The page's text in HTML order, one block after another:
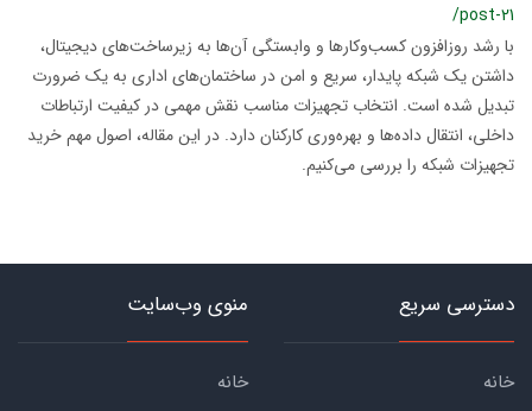
/post-21
با رشد روزافزون کسب‌وکارها و وابستگی آن‌ها به زیرساخت‌های دیجیتال،
داشتن یک شبکه پایدار، سریع و امن در ساختمان‌های اداری به یک ضرورت
تبدیل شده است. انتخاب تجهیزات مناسب نقش مهمی در کیفیت ارتباطات
داخلی، انتقال داده‌ها و بهره‌وری کارکنان دارد. در این مقاله، اصول مهم خرید
تجهیزات شبکه را بررسی می‌کنیم.
دسترسی سریع
خانه
منوی وب‌سایت
خانه